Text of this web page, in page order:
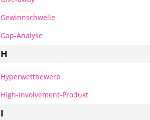
Gewinnschwelle
Gap-Analyse
H
Hyperwettbewerb
High-Involvement-Produkt
I